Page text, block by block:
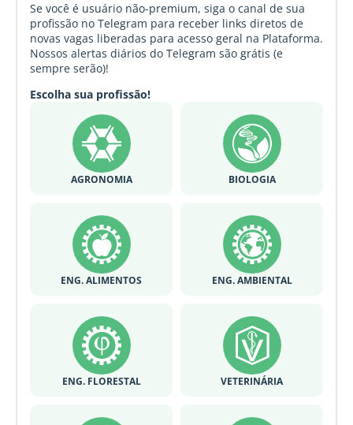
Se você é usuário não-premium, siga o canal de sua
profissão no Telegram para receber links diretos de
novas vagas liberadas para acesso geral na Plataforma.
Nossos alertas diários do Telegram são grátis (e
sempre serão)!
Escolha sua profissão!
AGRONOMIA BIOLOGIA
ENG. ALIMENTOS ENG. AMBIENTAL
ENG. FLORESTAL VETERINÁRIA